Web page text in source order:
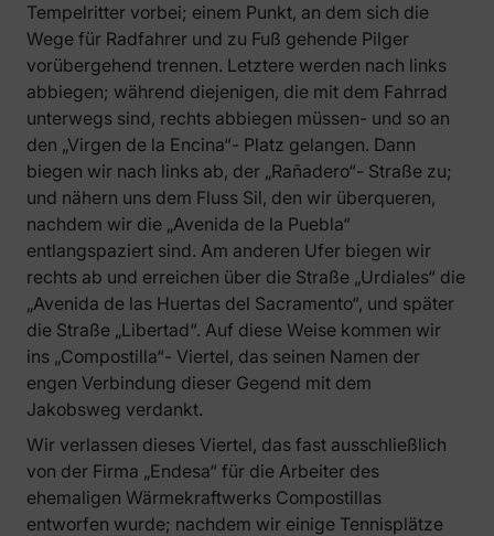
Tempelritter vorbei; einem Punkt, an dem sich die
Wege für Radfahrer und zu Fuß gehende Pilger
vorübergehend trennen. Letztere werden nach links
abbiegen; während diejenigen, die mit dem Fahrrad
unterwegs sind, rechts abbiegen müssen- und so an
den „Virgen de la Encina“- Platz gelangen. Dann
biegen wir nach links ab, der „Rañadero“- Straße zu;
und nähern uns dem Fluss Sil, den wir überqueren,
nachdem wir die „Avenida de la Puebla“
entlangspaziert sind. Am anderen Ufer biegen wir
rechts ab und erreichen über die Straße „Urdiales“ die
„Avenida de las Huertas del Sacramento“, und später
die Straße „Libertad“. Auf diese Weise kommen wir
ins „Compostilla“- Viertel, das seinen Namen der
engen Verbindung dieser Gegend mit dem
Jakobsweg verdankt.
Wir verlassen dieses Viertel, das fast ausschließlich
von der Firma „Endesa“ für die Arbeiter des
ehemaligen Wärmekraftwerks Compostillas
entworfen wurde; nachdem wir einige Tennisplätze